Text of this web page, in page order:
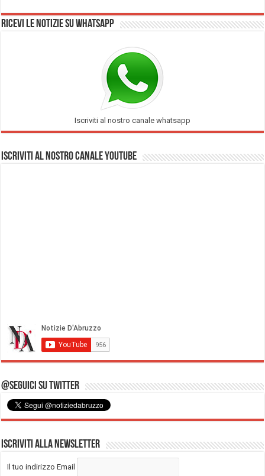
Ricevi le notizie su Whatsapp
Iscriviti al nostro canale whatsapp
Iscriviti al nostro Canale Youtube
@Seguici su Twitter
Iscriviti alla Newsletter
Il tuo indirizzo Email